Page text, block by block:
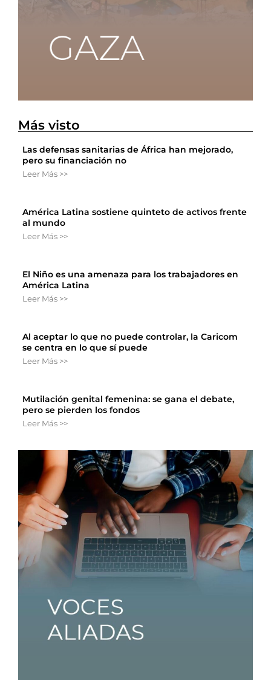
Más visto
Las defensas sanitarias de África han mejorado,
pero su financiación no
Leer Más >>
América Latina sostiene quinteto de activos frente
al mundo
Leer Más >>
El Niño es una amenaza para los trabajadores en
América Latina
Leer Más >>
Al aceptar lo que no puede controlar, la Caricom
se centra en lo que sí puede
Leer Más >>
Mutilación genital femenina: se gana el debate,
pero se pierden los fondos
Leer Más >>